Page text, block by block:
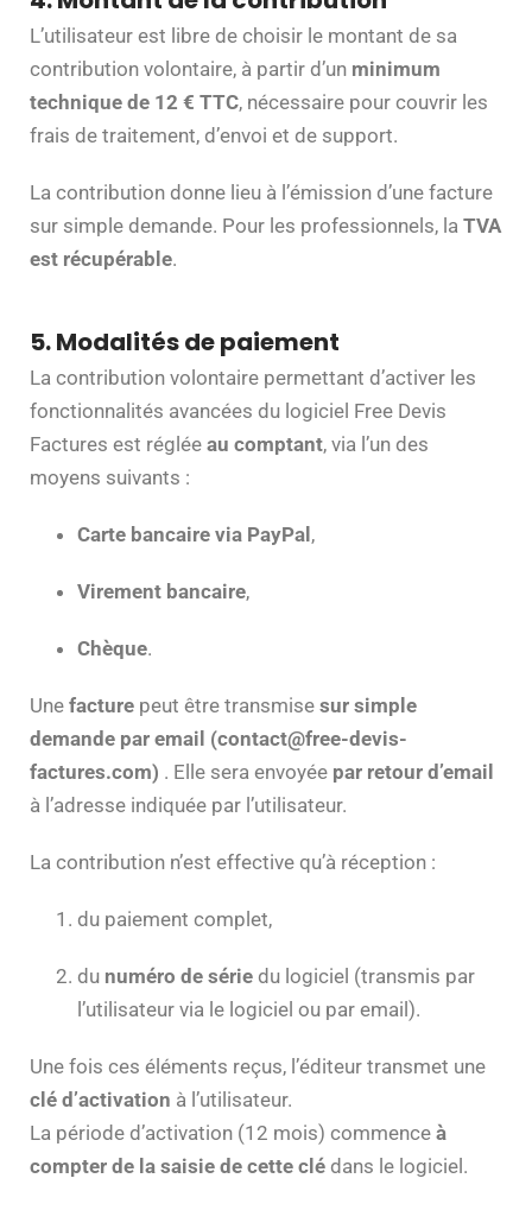
L’utilisateur est libre de choisir le montant de sa
contribution volontaire, à partir d’un minimum
technique de 12 € TTC, nécessaire pour couvrir les
frais de traitement, d’envoi et de support.
La contribution donne lieu à l’émission d’une facture
sur simple demande. Pour les professionnels, la TVA
est récupérable.
5. Modalités de paiement
La contribution volontaire permettant d’activer les
fonctionnalités avancées du logiciel Free Devis
Factures est réglée au comptant, via l’un des
moyens suivants :
Carte bancaire via PayPal ,
Virement bancaire,
Chèque.
Une facture peut être transmise sur simple
demande par email (contact@free-devis-
factures.com) . Elle sera envoyée par retour d’email
à l’adresse indiquée par l’utilisateur.
La contribution n’est effective qu’à réception :
du paiement complet,
du numéro de série du logiciel (transmis par
l’utilisateur via le logiciel ou par email).
Une fois ces éléments reçus, l’éditeur transmet une
clé d’activation à l’utilisateur.
La période d’activation (12 mois) commence à
compter de la saisie de cette clé dans le logiciel.